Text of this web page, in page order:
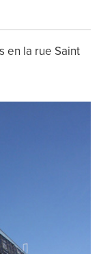
en la rue Saint